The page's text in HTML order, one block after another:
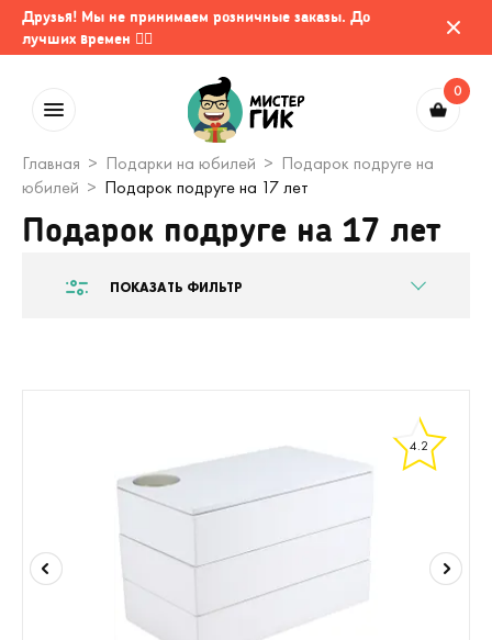
Друзья! Мы не принимаем розничные заказы. До
лучших времен 🤷‍♂️
0
Главная Подарки на юбилей
Подарок подруге на
юбилей
Подарок подруге на 17 лет
Подарок подруге на 17 лет
ПОКАЗАТЬ ФИЛЬТР
4.2